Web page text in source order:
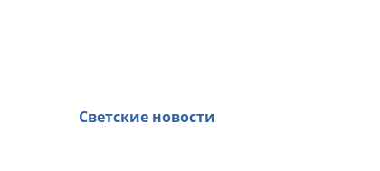
Светские новости